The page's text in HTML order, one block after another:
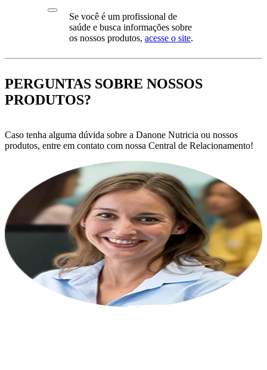
Se você é um profissional de
saúde e busca informações sobre
os nossos produtos, acesse o site.
PERGUNTAS SOBRE NOSSOS
PRODUTOS?
Caso tenha alguma dúvida sobre a Danone Nutricia ou nossos
produtos, entre em contato com nossa Central de Relacionamento!